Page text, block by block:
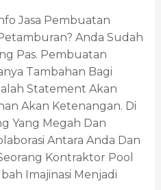
Jasa Pembuatan
Anda Sudah
Pas. Pembuatan
Tambahan Bagi
Statement Akan
Akan Ketenangan. Di
Yang Megah Dan
Antara Anda Dan
Kontraktor Pool
Imajinasi Menjadi